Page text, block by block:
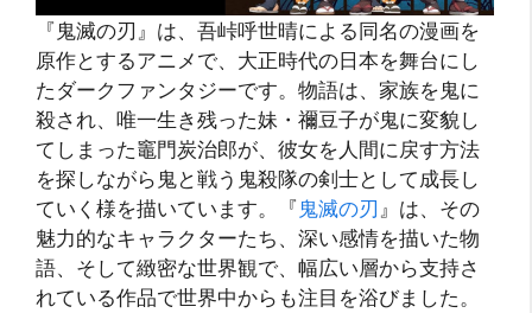
『鬼滅の刃』は、吾峠呼世晴による同名の漫画を
原作とするアニメで、大正時代の日本を舞台にし
たダークファンタジーです。物語は、家族を鬼に
殺され、唯一生き残った妹・禰豆子が鬼に変貌し
てしまった竈門炭治郎が、彼女を人間に戻す方法
を探しながら鬼と戦う鬼殺隊の剣士として成長し
ていく様を描いています。『 鬼滅の刃』は、その
魅力的なキャラクターたち、深い感情を描いた物
語、そして緻密な世界観で、幅広い層から支持さ
れている作品で世界中からも注目を浴びました。